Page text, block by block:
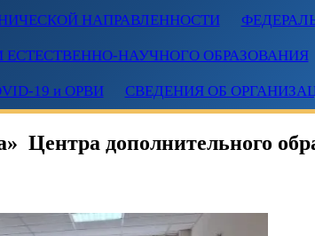
НАПРАВЛЕННОСТИ
НАУЧНОГО ОБРАЗОВАНИЯ
19 и ОРВИ СВЕДЕНИЯ ОБ
Центра дополнительного